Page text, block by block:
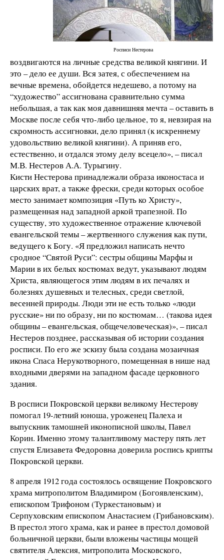
Росписи Нестерова
воздвигаются на личные средства великой княгини. И
это – дело ее души. Вся затея, с обеспечением на
вечные времена, обойдется недешево, а потому на
“художество” ассигнована сравнительно сумма
небольшая, а так как моя давнишняя мечта – оставить в
Москве после себя что-либо цельное, то я, невзирая на
скромность ассигновки, дело принял (к искреннему
удовольствию великой княгини). А приняв его,
естественно, и отдался этому делу всецело», – писал
М.В. Нестеров А.А. Турыгину.
Кисти Нестерова принадлежали образа иконостаса и
царских врат, а также фрески, среди которых особое
место занимает композиция «Путь ко Христу»,
размещенная над западной аркой трапезной. По
существу, это художественное отражение ключевой
евангельской темы – жертвенного служения как пути,
ведущего к Богу. «Я предложил написать нечто
сродное “Святой Руси”: сестры общины Марфы и
Марии в их белых костюмах ведут, указывают людям
Христа, являющегося этим людям в их печалях и
болезнях душевных и телесных, среди светлой,
весенней природы. Люди эти не есть только «люди
русские» ни по образу, ни по костюмам… (такова идея
общины – евангельская, общечеловеческая)», – писал
Нестеров позднее, рассказывая об истории создания
росписи. По его же эскизу была создана мозаичная
икона Спаса Нерукотворного, помещенная в нише над
входными дверями на западном фасаде церковного
здания.
В росписи Покровской церкви великому Нестерову
помогал 19-летний юноша, уроженец Палеха и
выпускник тамошней иконописной школы, Павел
Корин. Именно этому талантливому мастеру пять лет
спустя Елизавета Федоровна доверила роспись крипты
Покровской церкви.
8 апреля 1912 года состоялось освящение Покровского
храма митрополитом Владимиром (Богоявленским),
епископом Трифоном (Туркестановым) и
Серпуховским епископом Анастасием (Грибановским).
В престол этого храма, как и ранее в престол домовой
больничной церкви, были вложены частицы мощей
святителя Алексия, митрополита Московского,